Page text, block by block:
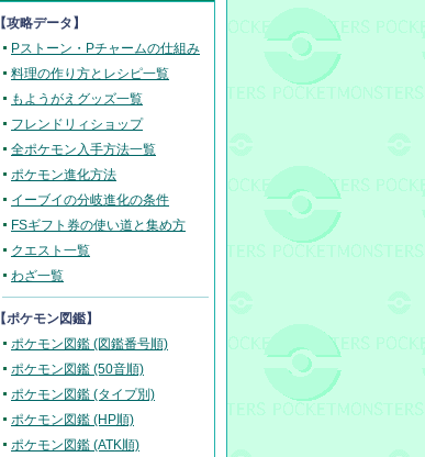
【攻略データ】
Pストーン・Pチャームの仕組み
料理の作り方とレシピ一覧
もようがえグッズ一覧
フレンドリィショップ
全ポケモン入手方法一覧
ポケモン進化方法
イーブイの分岐進化の条件
FSギフト券の使い道と集め方
クエスト一覧
わざ一覧
【ポケモン図鑑】
ポケモン図鑑 (図鑑番号順)
ポケモン図鑑 (50音順)
ポケモン図鑑 (タイプ別)
ポケモン図鑑 (HP順)
ポケモン図鑑 (ATK順)